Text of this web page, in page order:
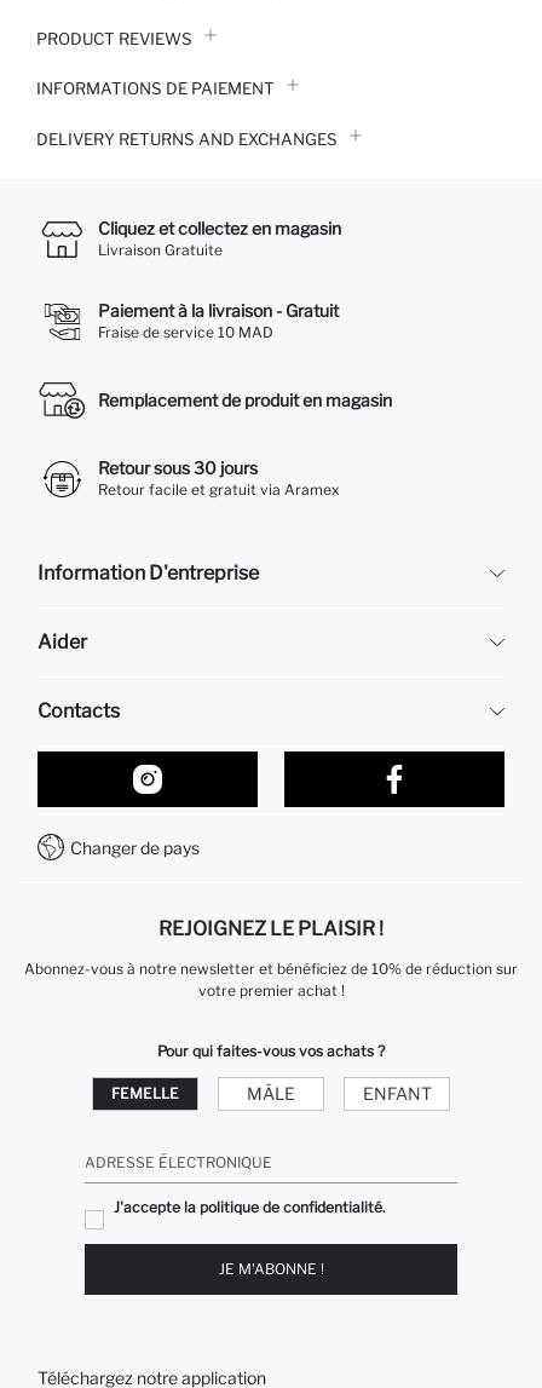
PRODUCT REVIEWS
INFORMATIONS DE PAIEMENT
DELIVERY RETURNS AND EXCHANGES
Cliquez et collectez en magasin
Livraison Gratuite
Paiement à la livraison - Gratuit
Fraise de service 10 MAD
Remplacement de produit en magasin
Retour sous 30 jours
Retour facile et gratuit via Aramex
Information D'entreprise
À propos de nous
Aider
Retour et changement
Suivi de la Commande
Comment acheter sur DeFacto ?
Comment payer sur DeFacto?
Contacts
Nos Magasins
Formulaire de contact
Service Client +212 525 076 633
Changer de pays
REJOIGNEZ LE PLAISIR !
Abonnez-vous à notre newsletter et bénéficiez de 10% de réduction sur
votre premier achat !
Pour qui faites-vous vos achats ?
FEMELLE MÂLE ENFANT
ADRESSE ÉLECTRONIQUE
J'accepte la politique de confidentialité.
JE M'ABONNE !
Téléchargez notre application